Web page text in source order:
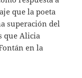
que la poeta
superación del
que Alicia
en la